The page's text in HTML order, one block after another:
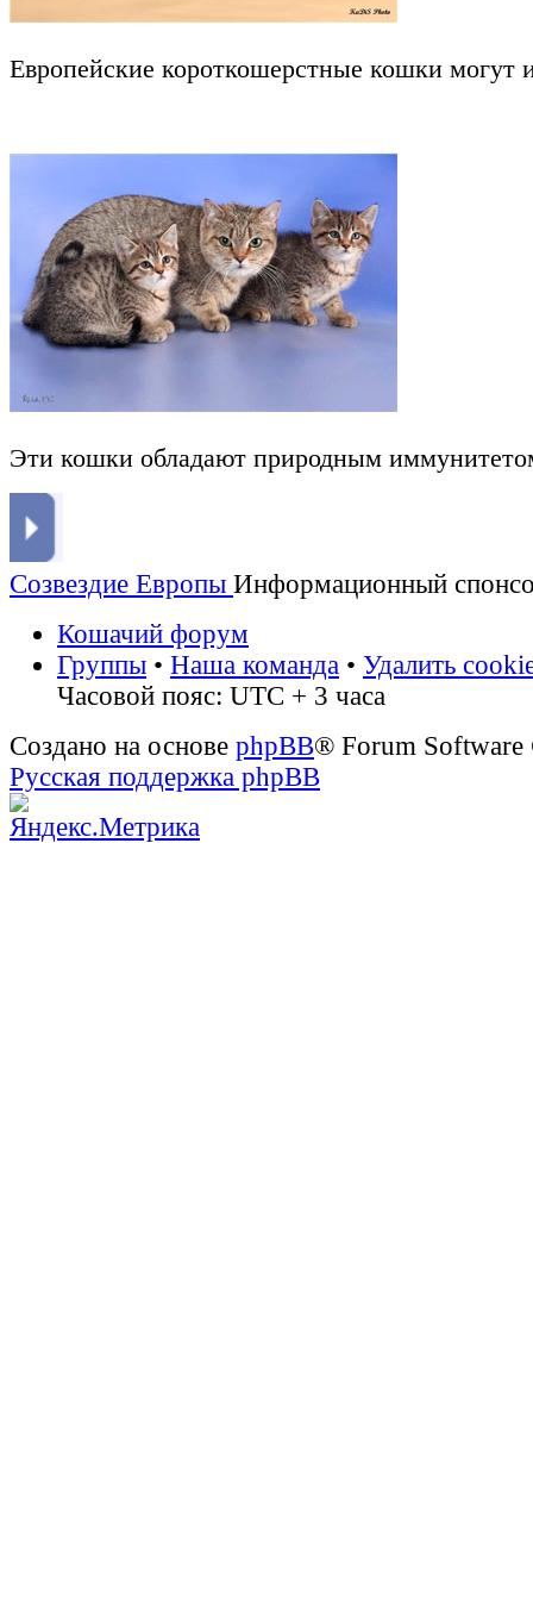
Европейские короткошерстные кошки могут
Эти кошки обладают природным
Созвездие Европы Информационный
Кошачий форум
Группы • Наша команда • Удалить
Часовой пояс: UTC + 3 часа
Создано на основе phpBB® Forum
Русская поддержка phpBB